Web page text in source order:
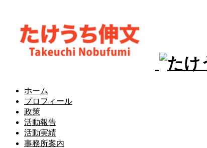
ホーム
プロフィール
政策
活動報告
活動実績
事務所案内